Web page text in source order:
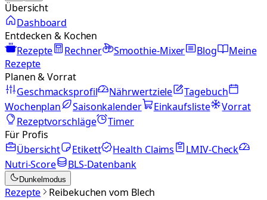
Übersicht
Dashboard
Entdecken & Kochen
Rezepte
Rechner Smoothie-Mixer Blog
Meine
Rezepte
Planen & Vorrat
Geschmacksprofil
Nährwertziele
Tagebuch
Wochenplan
Saisonkalender Einkaufsliste
Vorrat
Rezeptvorschläge
Timer
Für Profis
Übersicht
Etikett Health Claims
LMIV-Check
Nutri-Score
BLS-Datenbank
Dunkelmodus
Rezepte Reibekuchen vom Blech